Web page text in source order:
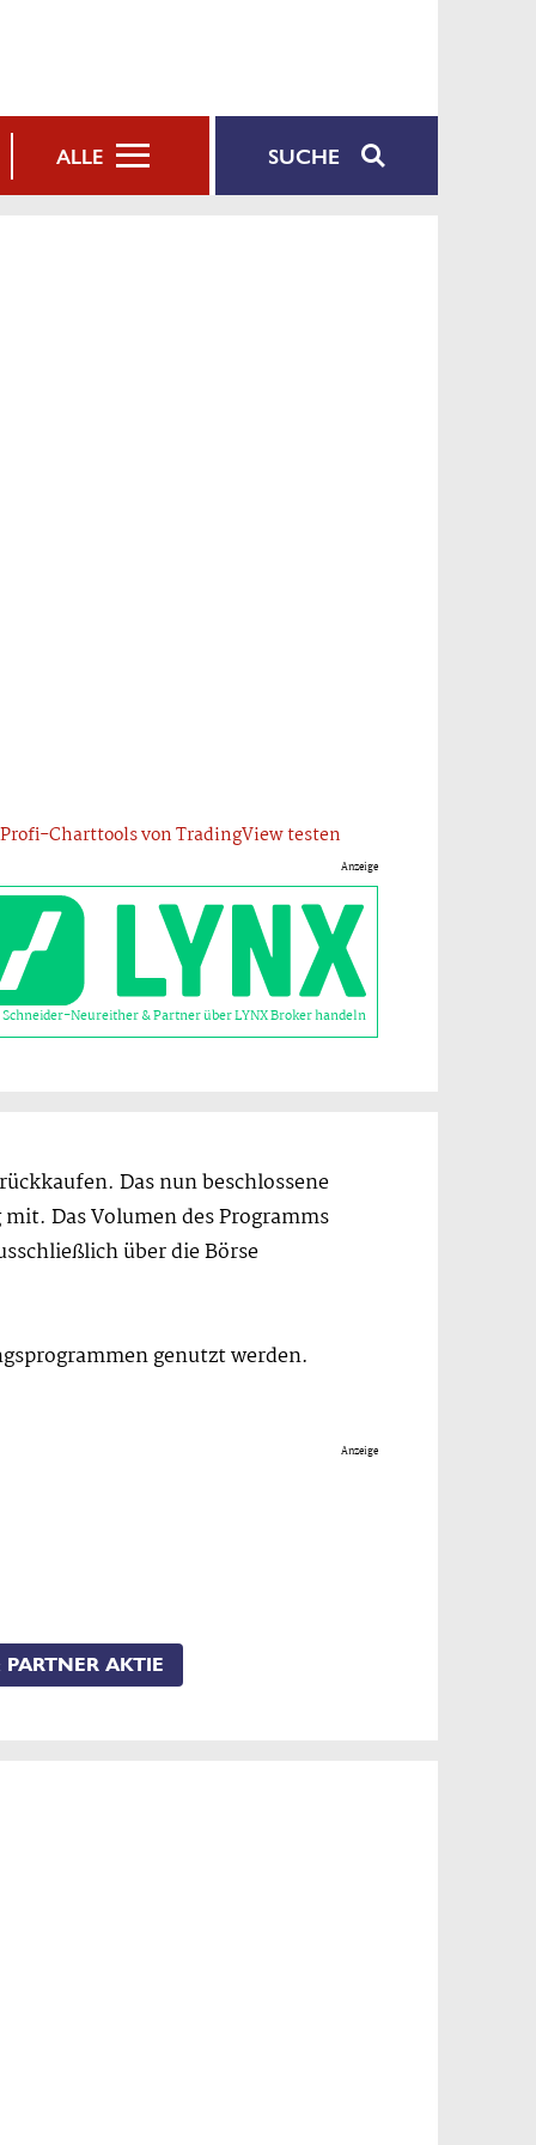
SUCHE
ALLE
Profi-Charttools von TradingView testen
Anzeige
Schneider-Neureither & Partner über LYNX Broker handeln
Das nun beschlossene
Das Volumen des Programms
über die Börse
genutzt werden.
Anzeige
AKTIE